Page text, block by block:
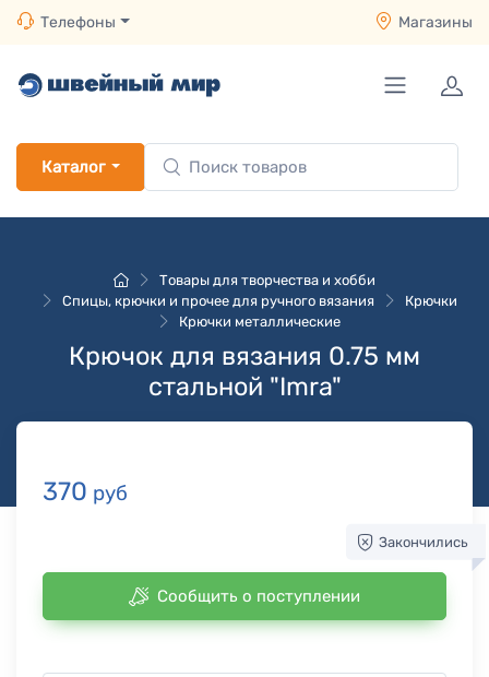
Телефоны Магазины
Каталог
Товары для творчества и хобби
Спицы, крючки и прочее для ручного вязания
Крючки
Крючки металлические
Крючок для вязания 0.75 мм
стальной "Imra"
370 руб
Закончились
Сообщить о поступлении